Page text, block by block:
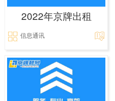
2022年京牌出租
信息通讯